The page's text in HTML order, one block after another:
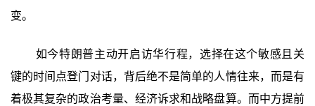
变。
如今特朗普主动开启访华行程，选择在这个敏感且关
键的时间点登门对话，背后绝不是简单的人情往来，而是有
着极其复杂的政治考量、经济诉求和战略盘算。而中方提前